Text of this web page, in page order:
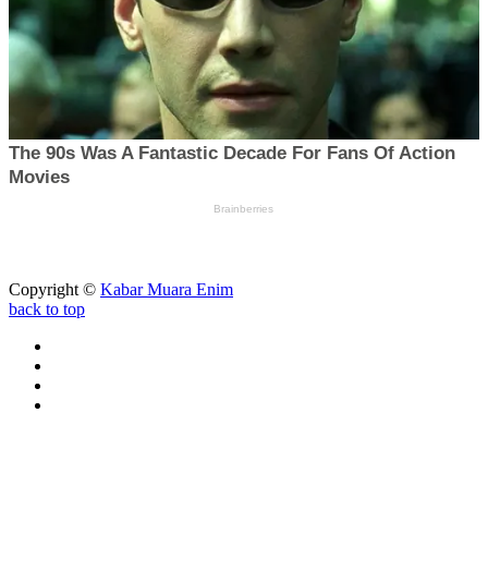
Copyright © Kabar Muara Enim
back to top